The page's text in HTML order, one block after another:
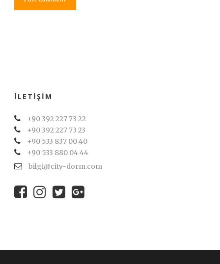
İLETIŞIM
+90 392 227 73 22
+90 392 227 73 23
+90 533 837 00 40
+90 533 880 04 44
bilgi@city-dorm.com